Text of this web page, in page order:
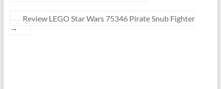
Review LEGO Star Wars 75346 Pirate Snub Fighter
→